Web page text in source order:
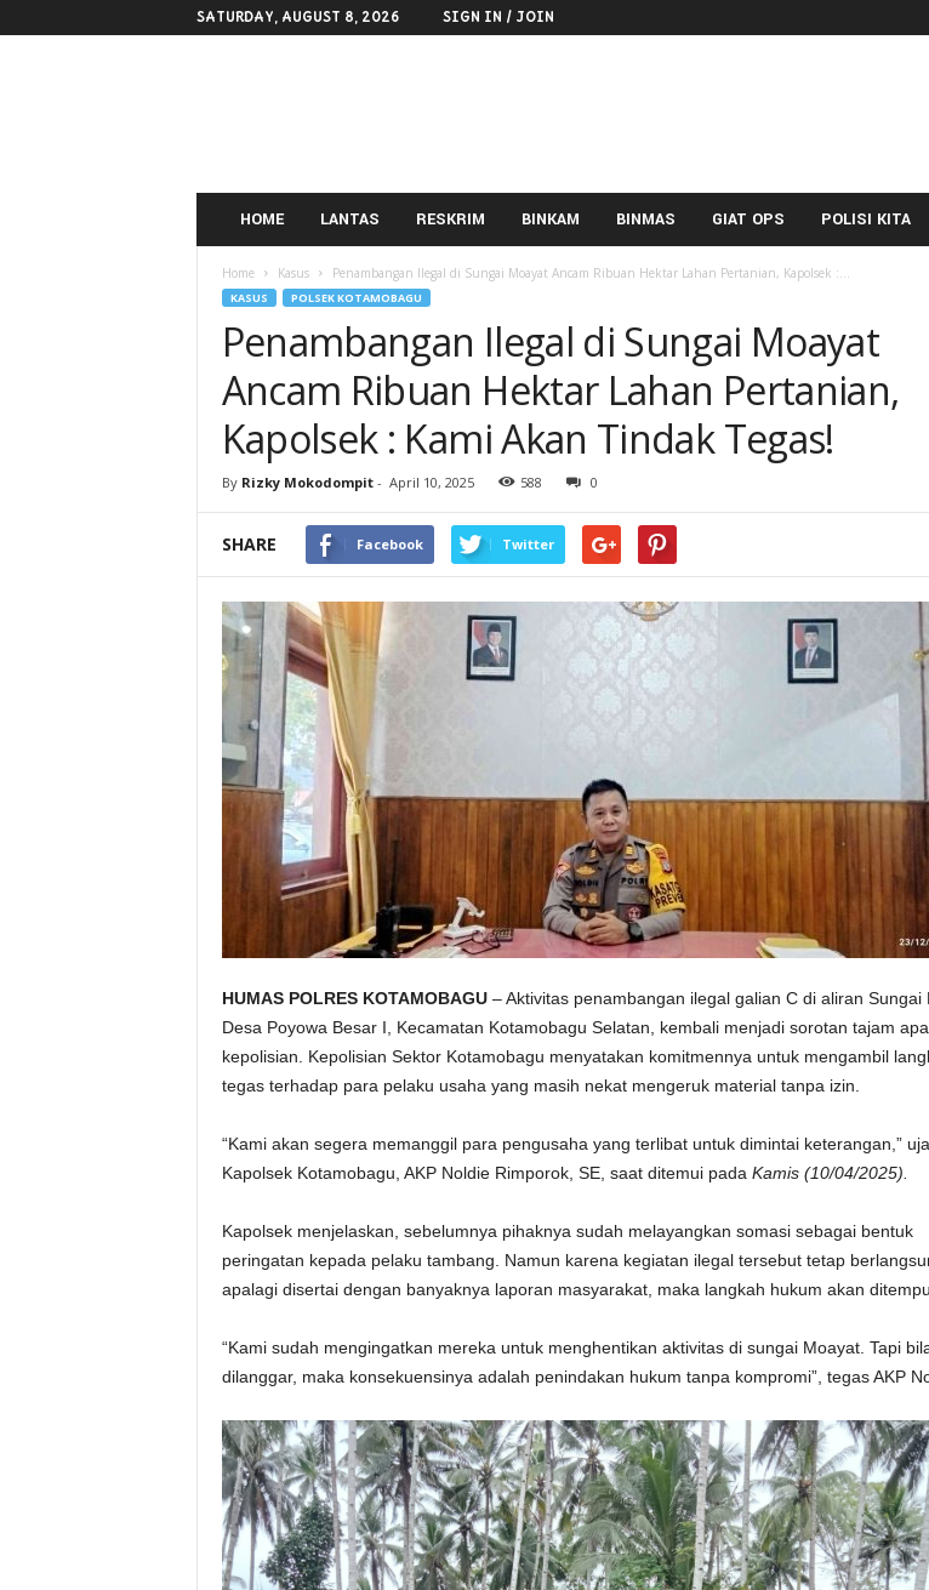
SATURDAY, AUGUST 8, 2026 SIGN IN / JOIN
HOME LANTAS RESKRIM BINKAM BINMAS GIAT OPS POLISI KITA
Home Kasus Penambangan Ilegal di Sungai Moayat Ancam Ribuan Hektar Lahan Pertanian, Kapolsek :...
KASUS POLSEK KOTAMOBAGU
Penambangan Ilegal di Sungai Moayat
Ancam Ribuan Hektar Lahan Pertanian,
Kapolsek : Kami Akan Tindak Tegas!
By Rizky Mokodompit- April 10, 2025 588 0
SHARE Facebook Twitter
HUMAS POLRES KOTAMOBAGU– Aktivitas penambangan ilegal galian C di aliran Sungai
Desa Poyowa Besar I, Kecamatan Kotamobagu Selatan, kembali menjadi sorotan tajam
kepolisian. Kepolisian Sektor Kotamobagu menyatakan komitmennya untuk mengambil
tegas terhadap para pelaku usaha yang masih nekat mengeruk material tanpa izin.
“Kami akan segera memanggil para pengusaha yang terlibat untuk dimintai keterangan,”
Kapolsek Kotamobagu, AKP Noldie Rimporok, SE, saat ditemui pada Kamis (10/04/2025).
Kapolsek menjelaskan, sebelumnya pihaknya sudah melayangkan somasi sebagai bentuk
peringatan kepada pelaku tambang. Namun karena kegiatan ilegal tersebut tetap
apalagi disertai dengan banyaknya laporan masyarakat, maka langkah hukum akan
“Kami sudah mengingatkan mereka untuk menghentikan aktivitas di sungai Moayat. Tapi
dilanggar, maka konsekuensinya adalah penindakan hukum tanpa kompromi”, tegas AKP